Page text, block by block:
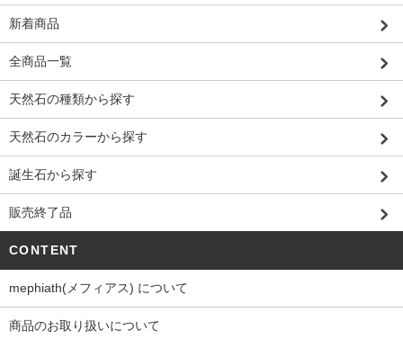
新着商品
全商品一覧
天然石の種類から探す
天然石のカラーから探す
誕生石から探す
販売終了品
CONTENT
mephiath(メフィアス) について
商品のお取り扱いについて